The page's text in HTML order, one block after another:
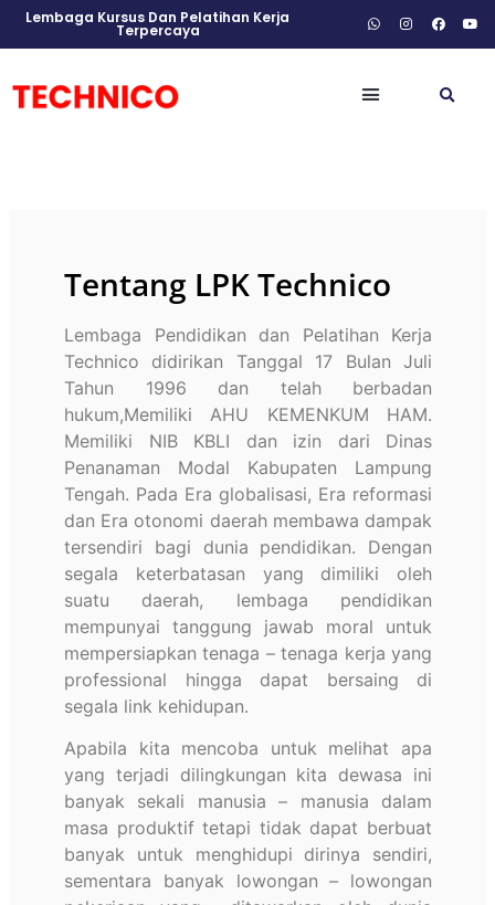
Lembaga Kursus Dan Pelatihan Kerja
Terpercaya
Tentang LPK Technico
Lembaga Pendidikan dan Pelatihan Kerja
Technico didirikan Tanggal 17 Bulan Juli
Tahun 1996 dan telah berbadan
hukum,Memiliki AHU KEMENKUM HAM.
Memiliki NIB KBLI dan izin dari Dinas
Penanaman Modal Kabupaten Lampung
Tengah. Pada Era globalisasi, Era reformasi
dan Era otonomi daerah membawa dampak
tersendiri bagi dunia pendidikan. Dengan
segala keterbatasan yang dimiliki oleh
suatu daerah, lembaga pendidikan
mempunyai tanggung jawab moral untuk
mempersiapkan tenaga – tenaga kerja yang
professional hingga dapat bersaing di
segala link kehidupan.
Apabila kita mencoba untuk melihat apa
yang terjadi dilingkungan kita dewasa ini
banyak sekali manusia – manusia dalam
masa produktif tetapi tidak dapat berbuat
banyak untuk menghidupi dirinya sendiri,
sementara banyak lowongan – lowongan